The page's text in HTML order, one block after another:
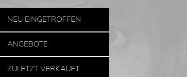
NEU EINGETROFFEN
ANGEBOTE
ZULETZT VERKAUFT